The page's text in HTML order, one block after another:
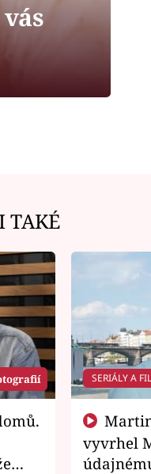
TAKÉ
SERIÁLY A
vyvrhel